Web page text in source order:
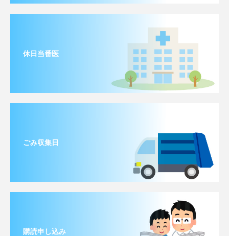
休日当番医
ごみ収集日
購読申し込み